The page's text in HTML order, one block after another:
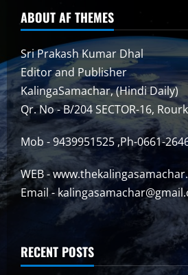
ABOUT AF THEMES
Sri Prakash Kumar Dhal
Editor and Publisher
KalingaSamachar, (Hindi Daily)
Qr. No - B/204 SECTOR-16,
Mob - 9439951525 ,Ph-0661-
WEB -
Email -
RECENT POSTS